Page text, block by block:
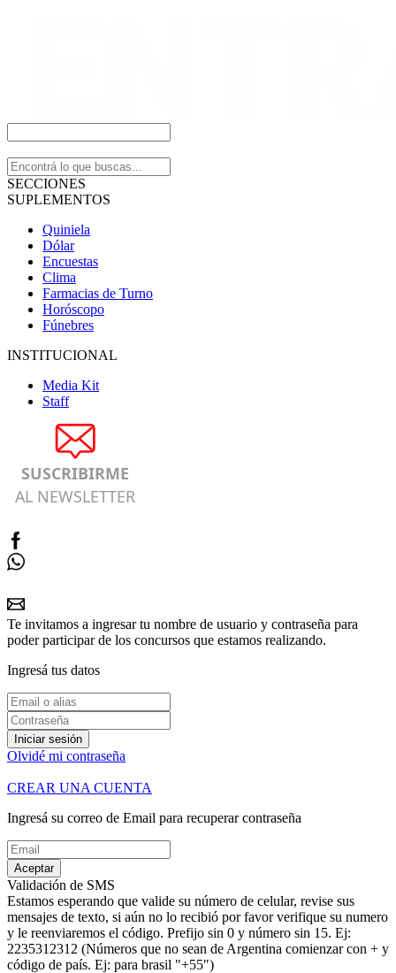
SECCIONES
SUPLEMENTOS
Quiniela
Dólar
Encuestas
Clima
Farmacias de Turno
Horóscopo
Fúnebres
INSTITUCIONAL
Media Kit
Staff
SUSCRIBIRME
AL NEWSLETTER
Te invitamos a ingresar tu nombre de usuario y contraseña para
poder participar de los concursos que estamos realizando.
Ingresá tus datos
Iniciar sesión
Olvidé mi contraseña
CREAR UNA CUENTA
Ingresá su correo de Email para recuperar contraseña
Aceptar
Validación de SMS
Estamos esperando que valide su número de celular, revise sus
mensajes de texto, si aún no lo recibió por favor verifique su numero
y le reenviaremos el código. Prefijo sin 0 y número sin 15. Ej:
2235312312 (Números que no sean de Argentina comienzar con + y
código de país. Ej: para brasil "+55")